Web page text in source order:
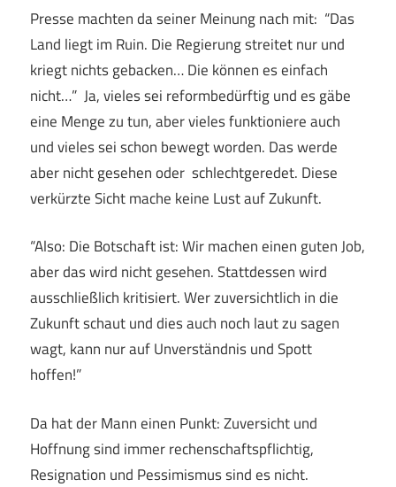
Presse machten da seiner Meinung nach mit: “Das
Land liegt im Ruin. Die Regierung streitet nur und
kriegt nichts gebacken… Die können es einfach
nicht…” Ja, vieles sei reformbedürftig und es gäbe
eine Menge zu tun, aber vieles funktioniere auch
und vieles sei schon bewegt worden. Das werde
aber nicht gesehen oder schlechtgeredet. Diese
verkürzte Sicht mache keine Lust auf Zukunft.
“Also: Die Botschaft ist: Wir machen einen guten Job,
aber das wird nicht gesehen. Stattdessen wird
ausschließlich kritisiert. Wer zuversichtlich in die
Zukunft schaut und dies auch noch laut zu sagen
wagt, kann nur auf Unverständnis und Spott
hoffen!”
Da hat der Mann einen Punkt: Zuversicht und
Hoffnung sind immer rechenschaftspflichtig,
Resignation und Pessimismus sind es nicht.